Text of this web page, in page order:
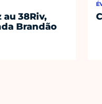
au 38Riv,
Brandão